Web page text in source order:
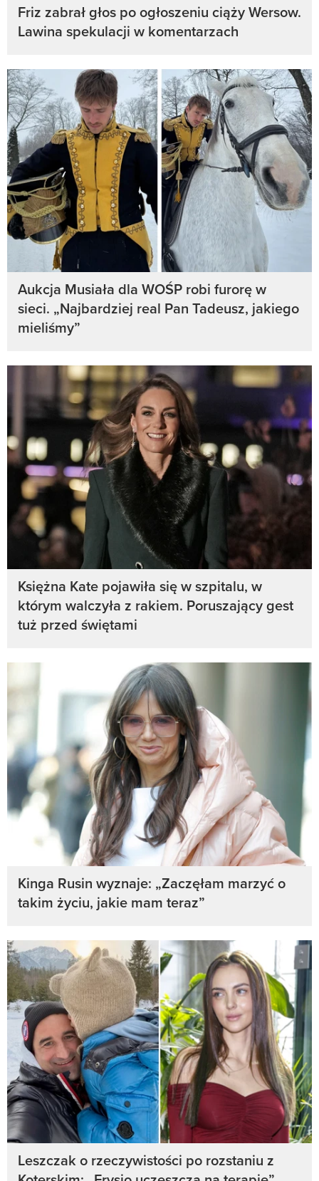
Friz zabrał głos po ogłoszeniu ciąży Wersow.
Lawina spekulacji w komentarzach
Aukcja Musiała dla WOŚP robi furorę w
sieci. „Najbardziej real Pan Tadeusz, jakiego
mieliśmy”
Księżna Kate pojawiła się w szpitalu, w
którym walczyła z rakiem. Poruszający gest
tuż przed świętami
Kinga Rusin wyznaje: „Zaczęłam marzyć o
takim życiu, jakie mam teraz”
Leszczak o rzeczywistości po rozstaniu z